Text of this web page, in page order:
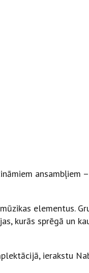
ansambļiem –
elementus.
kurās sprēgā un
ierakstu